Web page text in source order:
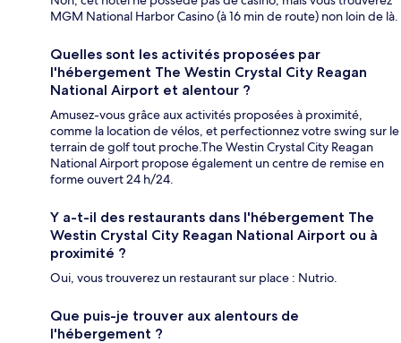
MGM National Harbor Casino (à 16 min de route) non loin de là.
Quelles sont les activités proposées par
l'hébergement The Westin Crystal City Reagan
National Airport et alentour ?
Amusez-vous grâce aux activités proposées à proximité,
comme la location de vélos, et perfectionnez votre swing sur le
terrain de golf tout proche.The Westin Crystal City Reagan
National Airport propose également un centre de remise en
forme ouvert 24 h/24.
Y a-t-il des restaurants dans l'hébergement The
Westin Crystal City Reagan National Airport ou à
proximité ?
Oui, vous trouverez un restaurant sur place : Nutrio.
Que puis-je trouver aux alentours de
l'hébergement ?